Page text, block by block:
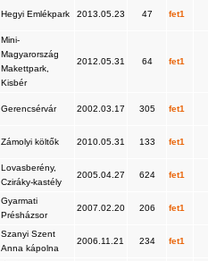
Hegyi Emlékpark 2013.05.23 47 fet1
Mini-
Magyarország
Makettpark,
Kisbér
2012.05.31 64 fet1
Gerencsérvár 2002.03.17 305 fet1
Zámolyi költők 2010.05.31 133 fet1
Lovasberény,
Cziráky-kastély
2005.04.27 624 fet1
Gyarmati
Présházsor
2007.02.20 206 fet1
Szanyi Szent
Anna kápolna
2006.11.21 234 fet1